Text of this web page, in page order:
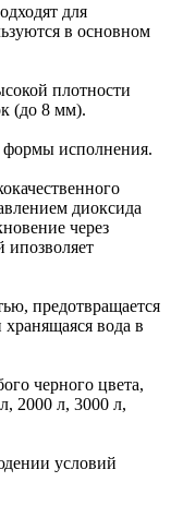
для
в основном
плотности
(до 8 мм).
формы исполнения.
диоксида
через
ипозволяет
предотвращается
вода в
черного цвета,
2000 л, 3000 л,
условий